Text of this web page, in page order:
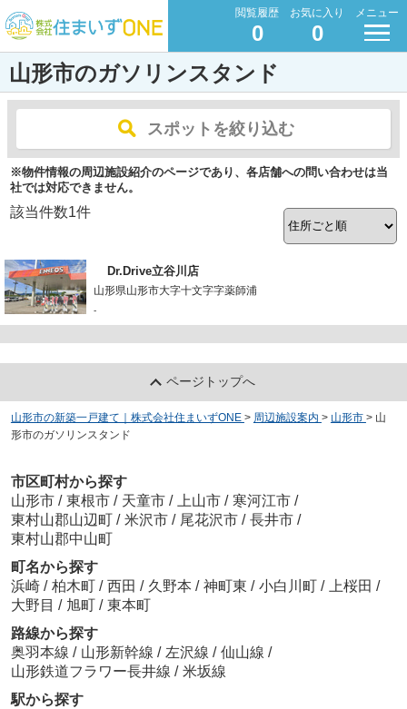
閲覧履歴
0
お気に入り
0
メニュー
山形市のガソリンスタンド
スポットを絞り込む
※物件情報の周辺施設紹介のページであり、各店舗への問い合わせは当
社では対応できません。
該当件数1件
Dr.Drive立谷川店
山形県山形市大字十文字字薬師浦
-
ページトップへ
山形市の新築一戸建て｜株式会社住まいずONE > 周辺施設案内 > 山形市 > 山
形市のガソリンスタンド
市区町村から探す
山形市 / 東根市 / 天童市 / 上山市 / 寒河江市 /
東村山郡山辺町 / 米沢市 / 尾花沢市 / 長井市 /
東村山郡中山町
町名から探す
浜崎 / 柏木町 / 西田 / 久野本 / 神町東 / 小白川町 / 上桜田 /
大野目 / 旭町 / 東本町
路線から探す
奥羽本線 / 山形新幹線 / 左沢線 / 仙山線 /
山形鉄道フラワー長井線 / 米坂線
駅から探す